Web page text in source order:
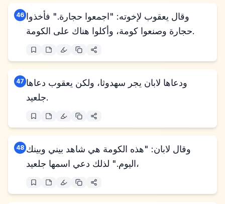
46 وقال يعقوب لإخوته: "اجمعوا حجارة." فأخذوا
حجارة وصنعوا كومة، وأكلوا هناك على الكومة.
47 ودعاها لابان يجر سهدوثا، ولكن يعقوب دعاها
جلعيد.
48 وقال لابان: "هذه الكومة هي شاهد بيني وبينك
اليوم." لذلك دعي اسمها جلعيد،